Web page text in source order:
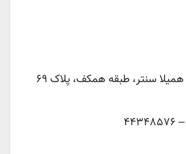
سنتر، طبقه همکف، پلاک 69